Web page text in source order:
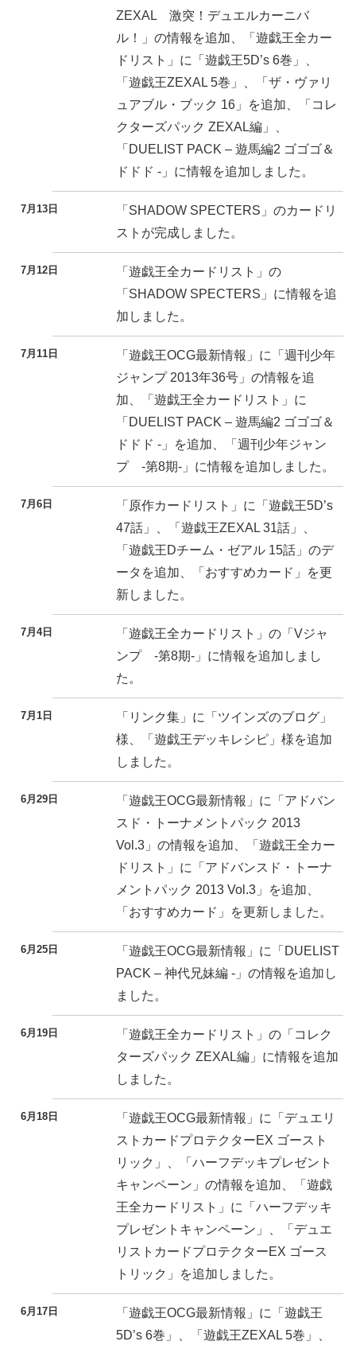
ZEXAL 激突！デュエルカーニバ
ル！」の情報を追加、「遊戯王全カー
ドリスト」に「遊戯王5D’s 6巻」、
「遊戯王ZEXAL 5巻」、「ザ・ヴァリ
ュアブル・ブック 16」を追加、「コレ
クターズパック ZEXAL編」、
「DUELIST PACK – 遊馬編2 ゴゴゴ＆
ドドド -」に情報を追加しました。
7月13日
「SHADOW SPECTERS」のカードリ
ストが完成しました。
7月12日
「遊戯王全カードリスト」の
「SHADOW SPECTERS」に情報を追
加しました。
7月11日
「遊戯王OCG最新情報」に「週刊少年
ジャンプ 2013年36号」の情報を追
加、「遊戯王全カードリスト」に
「DUELIST PACK – 遊馬編2 ゴゴゴ＆
ドドド -」を追加、「週刊少年ジャン
プ -第8期-」に情報を追加しました。
7月6日
「原作カードリスト」に「遊戯王5D’s
47話」、「遊戯王ZEXAL 31話」、
「遊戯王Dチーム・ゼアル 15話」のデ
ータを追加、「おすすめカード」を更
新しました。
7月4日
「遊戯王全カードリスト」の「Vジャ
ンプ -第8期-」に情報を追加しまし
た。
7月1日
「リンク集」に「ツインズのブログ」
様、「遊戯王デッキレシピ」様を追加
しました。
6月29日
「遊戯王OCG最新情報」に「アドバン
スド・トーナメントパック 2013
Vol.3」の情報を追加、「遊戯王全カー
ドリスト」に「アドバンスド・トーナ
メントパック 2013 Vol.3」を追加、
「おすすめカード」を更新しました。
6月25日
「遊戯王OCG最新情報」に「DUELIST
PACK – 神代兄妹編 -」の情報を追加し
ました。
6月19日
「遊戯王全カードリスト」の「コレク
ターズパック ZEXAL編」に情報を追加
しました。
6月18日
「遊戯王OCG最新情報」に「デュエリ
ストカードプロテクターEX ゴースト
リック」、「ハーフデッキプレゼント
キャンペーン」の情報を追加、「遊戯
王全カードリスト」に「ハーフデッキ
プレゼントキャンペーン」、「デュエ
リストカードプロテクターEX ゴース
トリック」を追加しました。
6月17日
「遊戯王OCG最新情報」に「遊戯王
5D’s 6巻」、「遊戯王ZEXAL 5巻」、